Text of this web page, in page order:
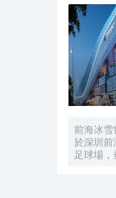
前海冰
於深圳
足球場